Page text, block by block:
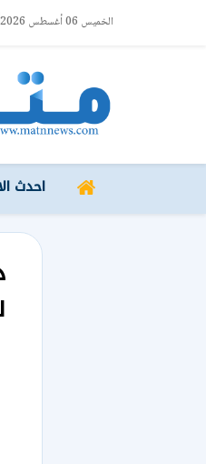
الخميس 06 أغسطس 2026
احدث